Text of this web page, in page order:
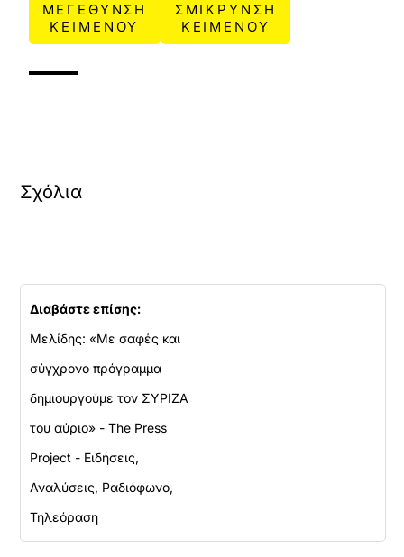
ΜΕΓΕΘΥΝΣΗ
ΚΕΙΜΕΝΟΥ
ΣΜΙΚΡΥΝΣΗ
ΚΕΙΜΕΝΟΥ
Σχόλια
Διαβάστε επίσης:
Μελίδης: «Με σαφές και
σύγχρονο πρόγραμμα
δημιουργούμε τον ΣΥΡΙΖΑ
του αύριο» - The Press
Project - Ειδήσεις,
Αναλύσεις, Ραδιόφωνο,
Τηλεόραση